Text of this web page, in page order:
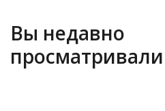
Вы недавно
просматривали